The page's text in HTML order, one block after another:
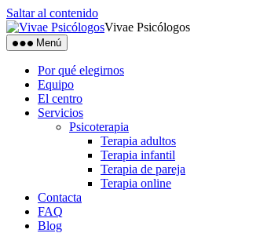
Saltar al contenido
Vivae Psicólogos
Menú
Por qué elegirnos
Equipo
El centro
Servicios
Psicoterapia
Terapia adultos
Terapia infantil
Terapia de pareja
Terapia online
Contacta
FAQ
Blog